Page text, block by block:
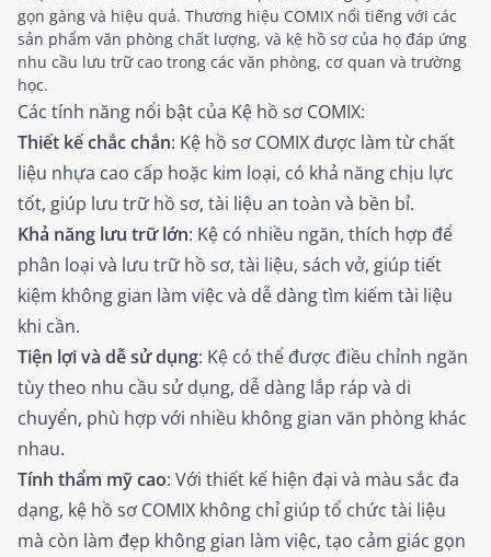
gọn gàng và hiệu quả. Thương hiệu COMIX nổi tiếng với các
sản phẩm văn phòng chất lượng, và kệ hồ sơ của họ đáp ứng
nhu cầu lưu trữ cao trong các văn phòng, cơ quan và trường
học.
Các tính năng nổi bật của Kệ hồ sơ COMIX:
Thiết kế chắc chắn: Kệ hồ sơ COMIX được làm từ chất
liệu nhựa cao cấp hoặc kim loại, có khả năng chịu lực
tốt, giúp lưu trữ hồ sơ, tài liệu an toàn và bền bỉ.
Khả năng lưu trữ lớn: Kệ có nhiều ngăn, thích hợp để
phân loại và lưu trữ hồ sơ, tài liệu, sách vở, giúp tiết
kiệm không gian làm việc và dễ dàng tìm kiếm tài liệu
khi cần.
Tiện lợi và dễ sử dụng: Kệ có thể được điều chỉnh ngăn
tùy theo nhu cầu sử dụng, dễ dàng lắp ráp và di
chuyển, phù hợp với nhiều không gian văn phòng khác
nhau.
Tính thẩm mỹ cao: Với thiết kế hiện đại và màu sắc đa
dạng, kệ hồ sơ COMIX không chỉ giúp tổ chức tài liệu
mà còn làm đẹp không gian làm việc, tạo cảm giác gọn